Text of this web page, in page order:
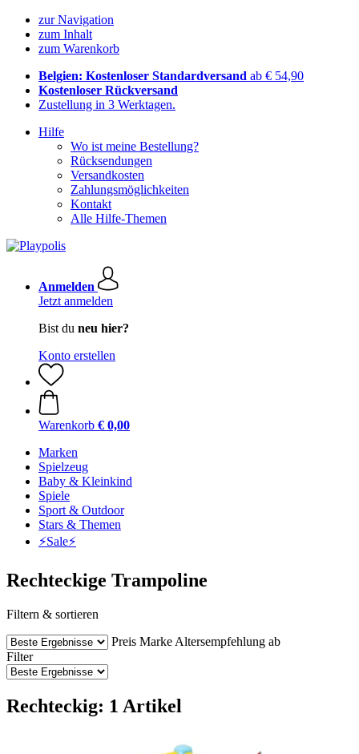
zur Navigation
zum Inhalt
zum Warenkorb
Belgien: Kostenloser Standardversand ab € 54,90
Kostenloser Rückversand
Zustellung in 3 Werktagen.
Hilfe
Wo ist meine Bestellung?
Rücksendungen
Versandkosten
Zahlungsmöglichkeiten
Kontakt
Alle Hilfe-Themen
Anmelden
Jetzt anmelden
Bist du neu hier?
Konto erstellen
Warenkorb € 0,00
Marken
Spielzeug
Baby & Kleinkind
Spiele
Sport & Outdoor
Stars & Themen
⚡️Sale⚡️
Rechteckige Trampoline
Filtern & sortieren
Preis Marke Altersempfehlung ab
Filter
Rechteckig: 1 Artikel